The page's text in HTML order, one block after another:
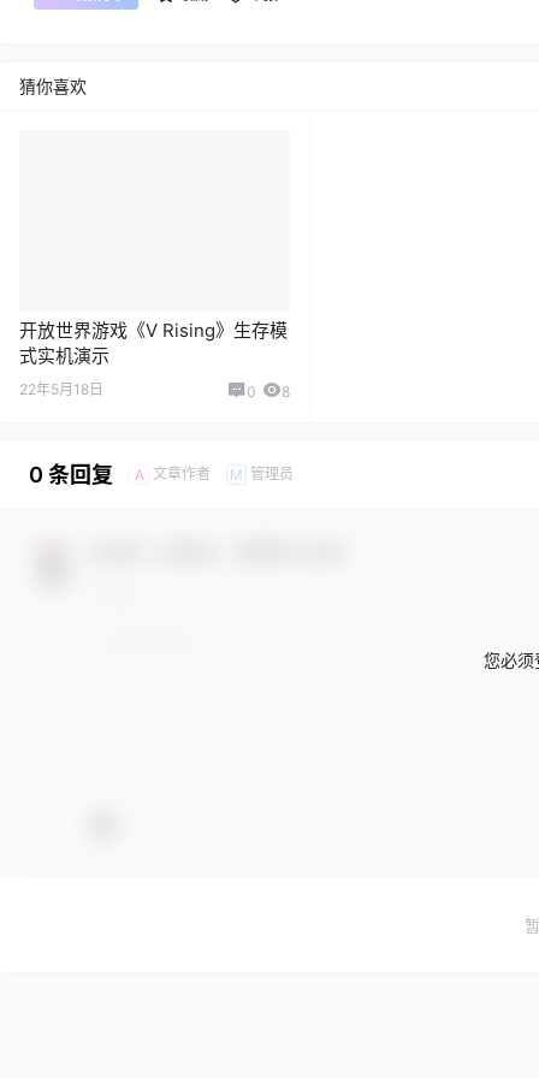
猜你喜欢
开放世界游戏《V Rising》生存模
式实机演示
22年5月18日 0 8
0 条回复 A 文章作者 M 管理员
您必须